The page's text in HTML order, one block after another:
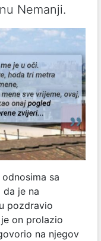
Nemanji.
sa
je na
pozdravio
on prolazio
na njegov